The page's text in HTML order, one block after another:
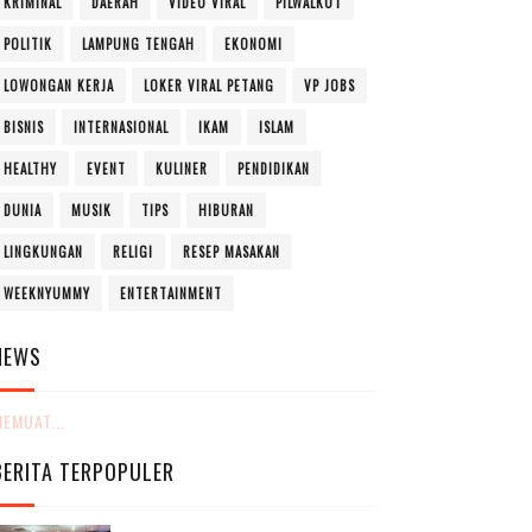
POLITIK LAMPUNG TENGAH EKONOMI
LOWONGAN KERJA LOKER VIRAL PETANG VP JOBS
BISNIS INTERNASIONAL IKAM ISLAM
HEALTHY EVENT KULINER PENDIDIKAN
DUNIA MUSIK TIPS HIBURAN
LINGKUNGAN RELIGI RESEP MASAKAN
WEEKNYUMMY ENTERTAINMENT
TERPOPULER